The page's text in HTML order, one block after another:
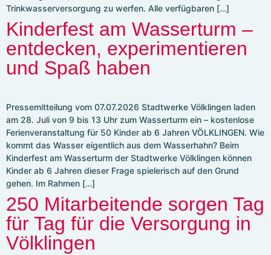
Wallboxen
E-Mobilität für Völklingen
Trinkwasserversorgung zu werfen. Alle verfügbaren […]
Kinderfest am Wasserturm –
entdecken, experimentieren
und Spaß haben
Pressemitteilung vom 07.07.2026 Stadtwerke Völklingen laden
am 28. Juli von 9 bis 13 Uhr zum Wasserturm ein – kostenlose
Ferienveranstaltung für 50 Kinder ab 6 Jahren VÖLKLINGEN. Wie
kommt das Wasser eigentlich aus dem Wasserhahn? Beim
Kinderfest am Wasserturm der Stadtwerke Völklingen können
Kinder ab 6 Jahren dieser Frage spielerisch auf den Grund
gehen. Im Rahmen […]
250 Mitarbeitende sorgen Tag
für Tag für die Versorgung in
Völklingen